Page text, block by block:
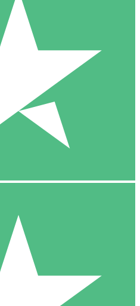
Individuali
download. Nessun impegno
10
1500
20